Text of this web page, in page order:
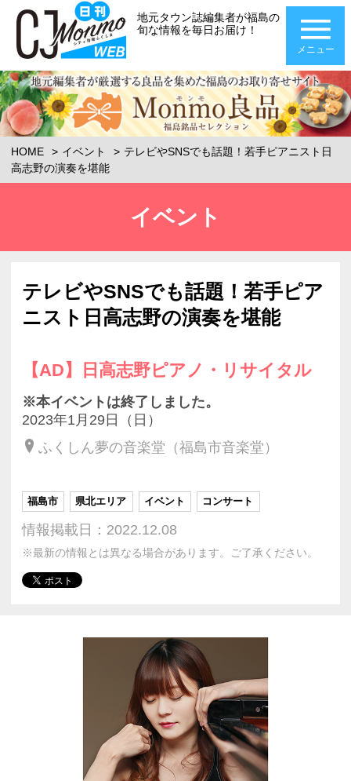
地元タウン誌編集者が福島の
旬な情報を毎日お届け！
メニュー
HOME イベント
テレビやSNSでも話題！若手ピアニスト日
高志野の演奏を堪能
イベント
テレビやSNSでも話題！若手ピア
ニスト日高志野の演奏を堪能
【AD】日高志野ピアノ・リサイタル
※本イベントは終了しました。
2023年1月29日（日）
ふくしん夢の音楽堂（福島市音楽堂）
福島市 県北エリア イベント コンサート
情報掲載日：2022.12.08
※最新の情報とは異なる場合があります。ご了承ください。